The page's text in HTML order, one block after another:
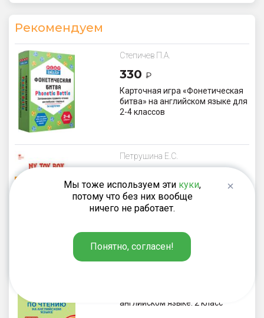
Рекомендуем
Степичев П.А.
330 ₽
Карточная игра «Фонетическая
битва» на английском языке для
2-4 классов
Петрушина Е.С.
My Toy Box. Короткие рассказы
на английском языке. 2 класс:
рабочая тетрадь
английском языке. 2 класс
Мы тоже используем эти куки,
потому что без них вообще
ничего не работает.
Понятно, согласен!